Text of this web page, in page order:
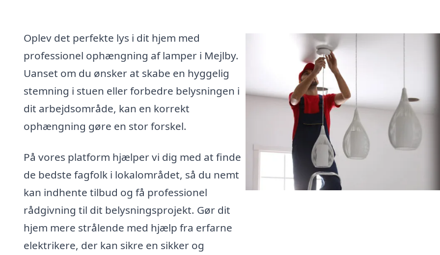
Oplev det perfekte lys i dit hjem med
professionel ophængning af lamper i Mejlby.
Uanset om du ønsker at skabe en hyggelig
stemning i stuen eller forbedre belysningen i
dit arbejdsområde, kan en korrekt
ophængning gøre en stor forskel.
På vores platform hjælper vi dig med at finde
de bedste fagfolk i lokalområdet, så du nemt
kan indhente tilbud og få professionel
rådgivning til dit belysningsprojekt. Gør dit
hjem mere strålende med hjælp fra erfarne
elektrikere, der kan sikre en sikker og